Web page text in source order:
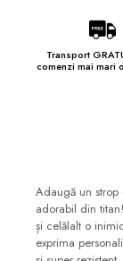
Transport
comenzi mai mari
Adaugă un strop
adorabil din
și celălalt o
exprima